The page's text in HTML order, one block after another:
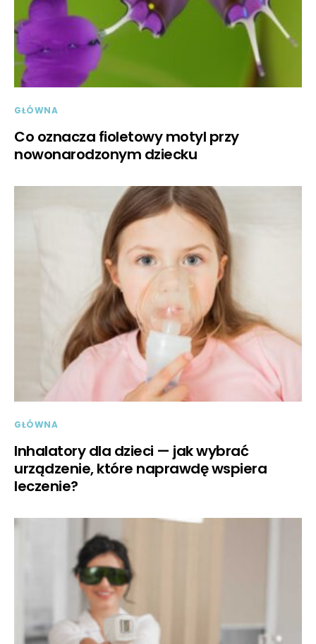
GŁÓWNA
Co oznacza fioletowy motyl przy
nowonarodzonym dziecku
GŁÓWNA
Inhalatory dla dzieci — jak wybrać
urządzenie, które naprawdę wspiera
leczenie?